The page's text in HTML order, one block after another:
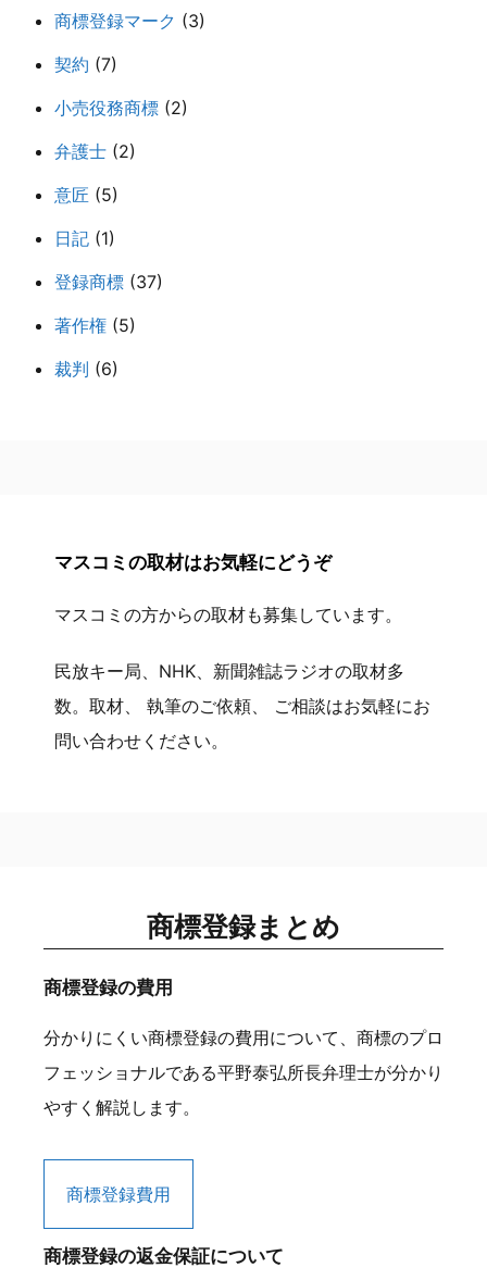
商標登録マーク (3)
契約 (7)
小売役務商標 (2)
弁護士 (2)
意匠 (5)
日記 (1)
登録商標 (37)
著作権 (5)
裁判 (6)
マスコミの取材はお気軽にどうぞ
マスコミの方からの取材も募集しています。
民放キー局、NHK、新聞雑誌ラジオの取材多
数。取材、 執筆のご依頼、 ご相談はお気軽にお
問い合わせください。
商標登録まとめ
商標登録の費用
分かりにくい商標登録の費用について、商標のプロ
フェッショナルである平野泰弘所長弁理士が分かり
やすく解説します。
商標登録費用
商標登録の返金保証について